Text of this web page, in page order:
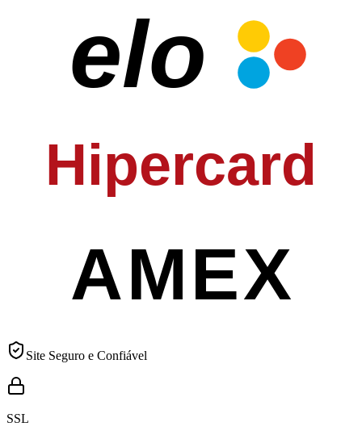
elo
Hipercard
AMEX
Site Seguro e Confiável
SSL